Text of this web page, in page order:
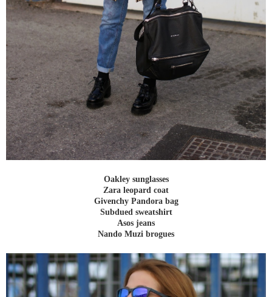
Oakley sunglasses
Zara leopard coat
Givenchy Pandora bag
Subdued sweatshirt
Asos jeans
Nando Muzi brogues